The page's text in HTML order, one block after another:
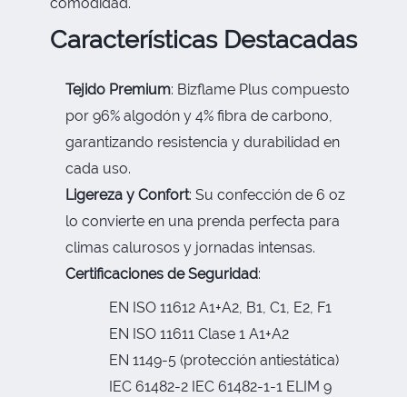
Características Destacadas
Tejido Premium: Bizflame Plus compuesto
por 96% algodón y 4% fibra de carbono,
garantizando resistencia y durabilidad en
cada uso.
Ligereza y Confort: Su confección de 6 oz
lo convierte en una prenda perfecta para
climas calurosos y jornadas intensas.
Certificaciones de Seguridad:
EN ISO 11612 A1+A2, B1, C1, E2, F1
EN ISO 11611 Clase 1 A1+A2
EN 1149-5 (protección antiestática)
IEC 61482-2 IEC 61482-1-1 ELIM 9